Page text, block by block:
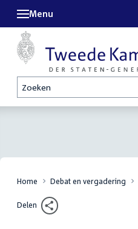
Zoeken
Menu
Home Debat en vergadering
Delen